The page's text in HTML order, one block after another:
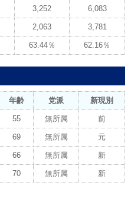
3,252 6,083
2,063 3,781
63.44％ 62.16％
年齢 党派 新現別
55 無所属 前
69 無所属 元
66 無所属 新
70 無所属 新